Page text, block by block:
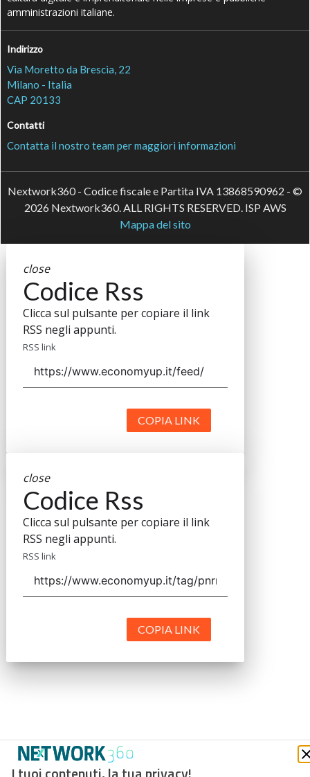
amministrazioni italiane.
Indirizzo
Via Moretto da Brescia, 22
Milano - Italia
CAP 20133
Contatti
Contatta il nostro team per maggiori informazioni
Nextwork360 - Codice fiscale e Partita IVA 13868590962 - ©
2026 Nextwork360. ALL RIGHTS RESERVED. ISP AWS
Mappa del sito
close
Codice Rss
Clicca sul pulsante per copiare il link
RSS negli appunti.
RSS link
COPIA LINK
close
Codice Rss
Clicca sul pulsante per copiare il link
RSS negli appunti.
RSS link
COPIA LINK